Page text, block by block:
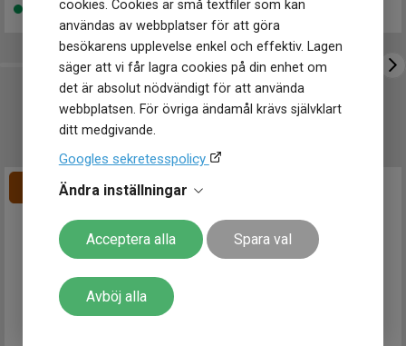
cookies. Cookies är små textfiler som kan
användas av webbplatser för att göra
besökarens upplevelse enkel och effektiv. Lagen
säger att vi får lagra cookies på din enhet om
det är absolut nödvändigt för att använda
webbplatsen. För övriga ändamål krävs självklart
ditt medgivande.
Googles sekretesspolicy
Ändra inställningar
Acceptera alla Spara val
Avböj alla
Finns i lager Finns i lager
UTVALT FÖR DIG